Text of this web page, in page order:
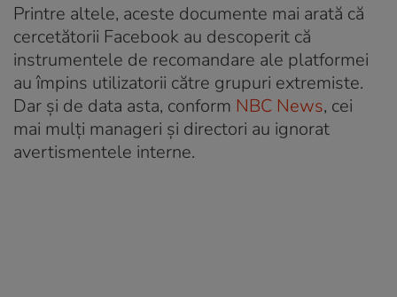
Printre altele, aceste documente mai arată că
cercetătorii Facebook au descoperit că
instrumentele de recomandare ale platformei
au împins utilizatorii către grupuri extremiste.
Dar și de data asta, conform NBC News, cei
mai mulți manageri și directori au ignorat
avertismentele interne.